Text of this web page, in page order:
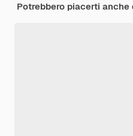
Potrebbero piacerti